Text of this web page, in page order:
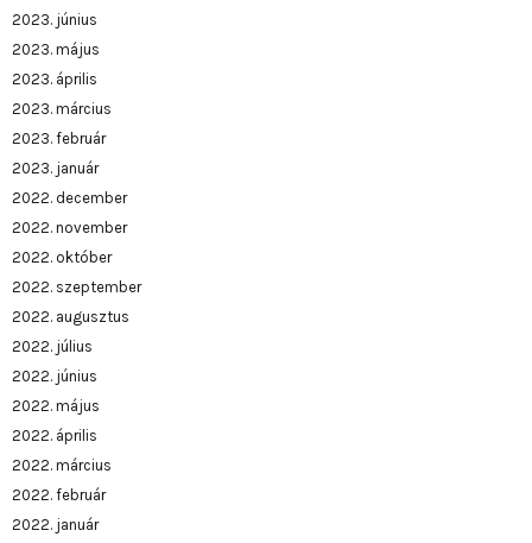
2023. június
2023. május
2023. április
2023. március
2023. február
2023. január
2022. december
2022. november
2022. október
2022. szeptember
2022. augusztus
2022. július
2022. június
2022. május
2022. április
2022. március
2022. február
2022. január